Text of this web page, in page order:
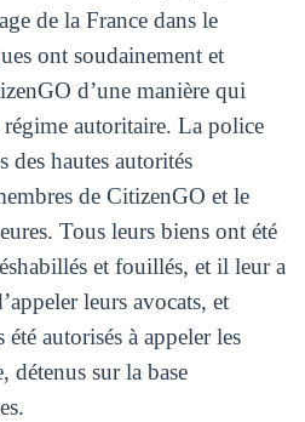
de la France dans le
ont soudainement et
d’une manière qui
régime autoritaire. La police
des hautes autorités
de CitizenGO et le
Tous leurs biens ont été
et fouillés, et il leur a
leurs avocats, et
autorisés à appeler les
détenus sur la base